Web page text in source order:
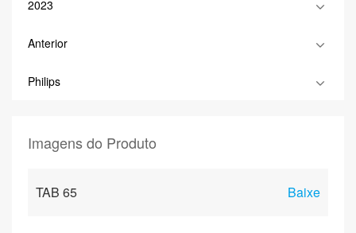
2023
Anterior
Philips
Imagens do Produto
TAB 65 Baixe